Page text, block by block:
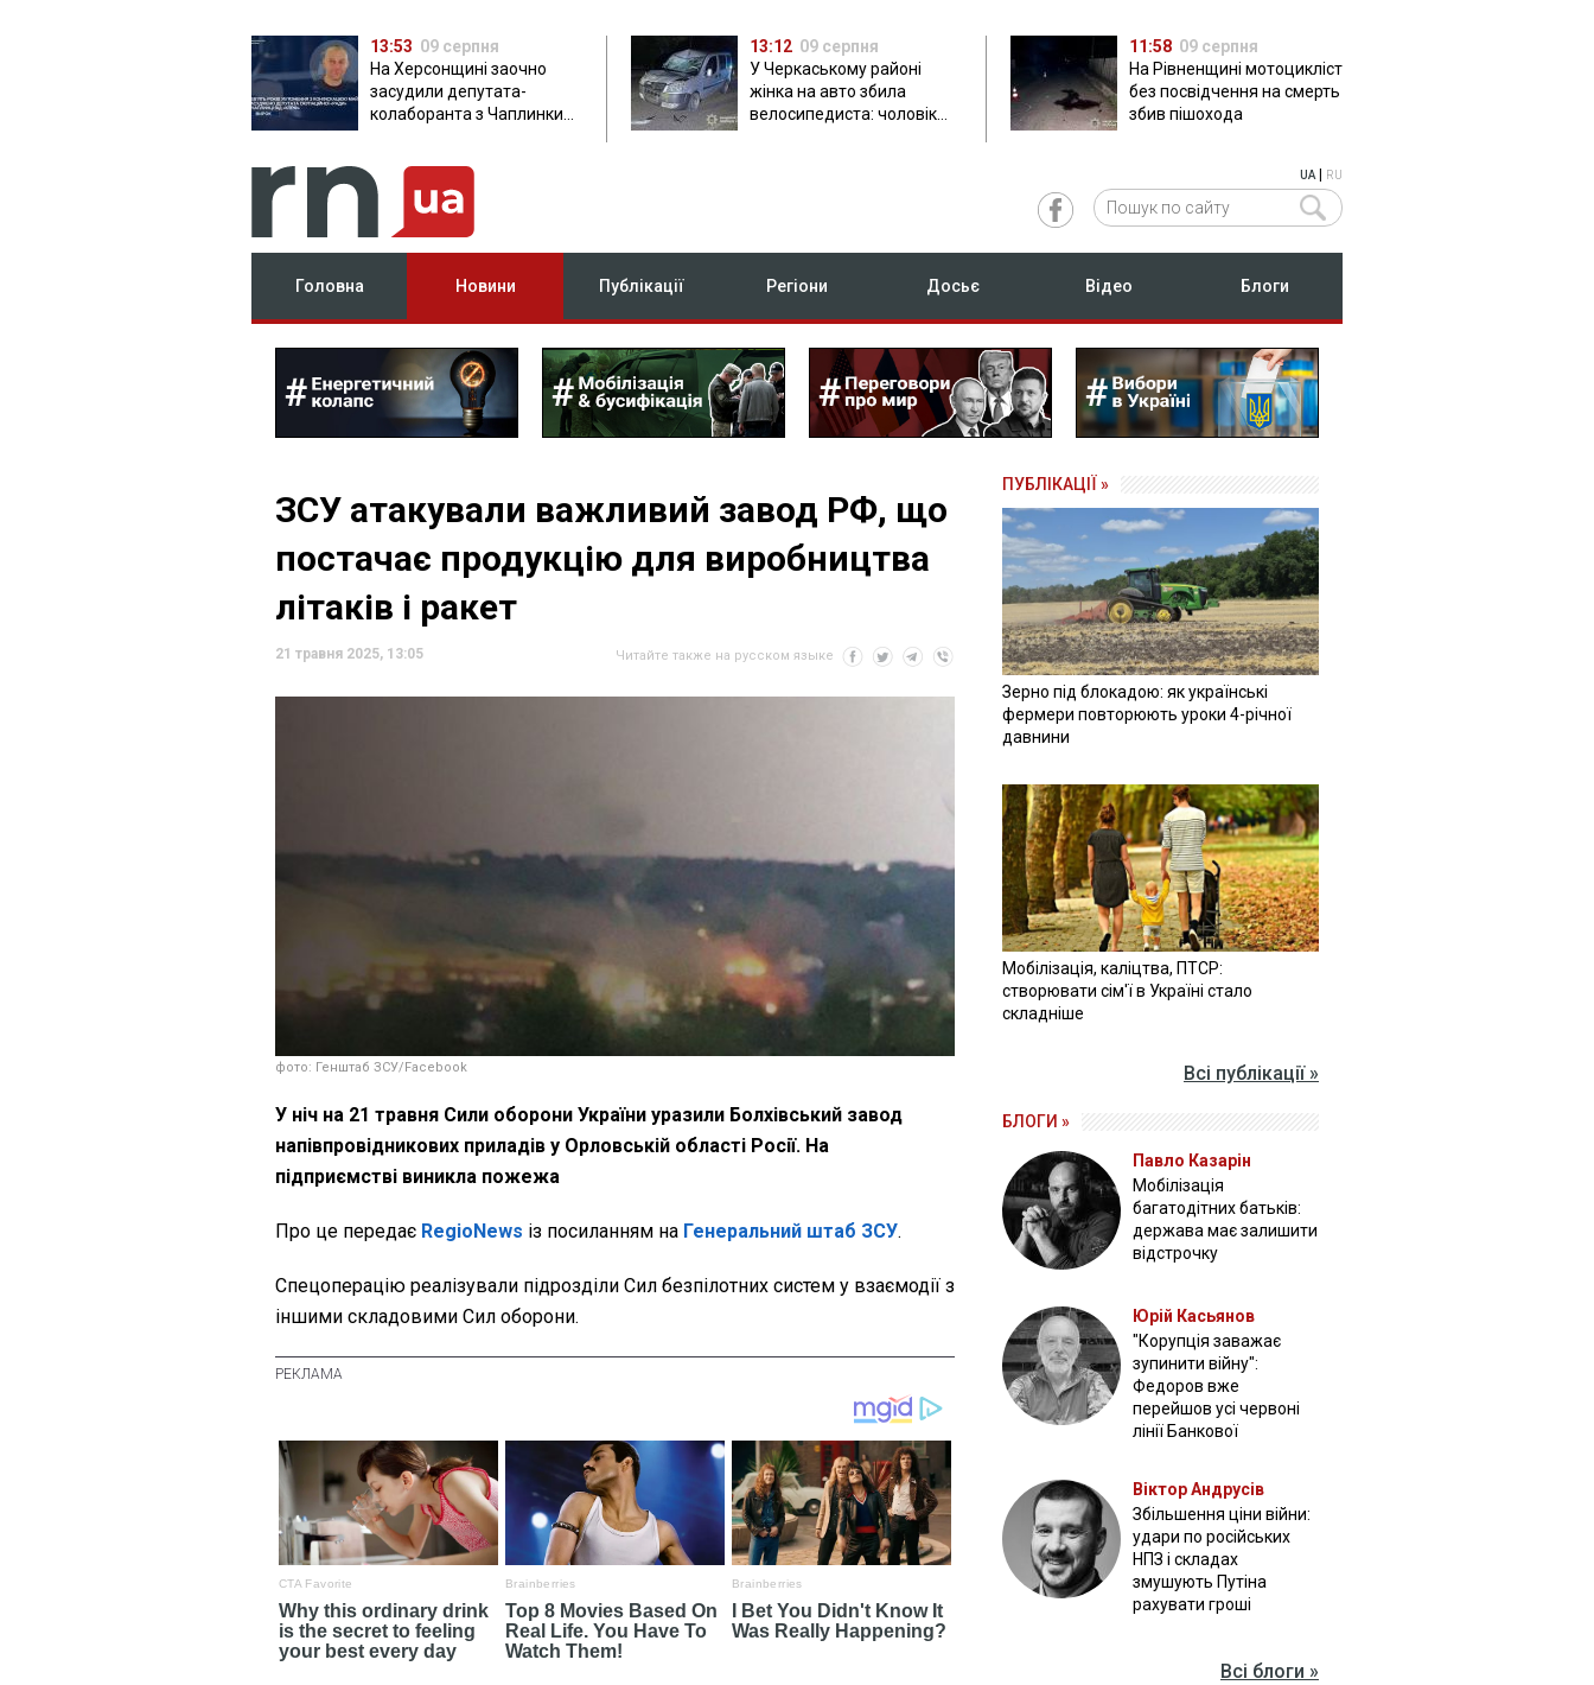
13:53 09 серпня
На Херсонщині заочно
засудили депутата-
колаборанта з Чаплинки
13:12 09 серпня
У Черкаському районі
жінка на авто збила
велосипедиста: чоловік
11:58 09 серпня
На Рівненщині мотоцикліст
без посвідчення на смерть
збив пішохода
UA| RU
Головна Новини Публікації Регіони Досьє Відео Блоги
ЗСУ атакували важливий завод РФ, що
постачає продукцію для виробництва
літаків і ракет
21 травня 2025, 13:05 Читайте также на русском языке
фото: Генштаб ЗСУ/Facebook
У ніч на 21 травня Сили оборони України уразили Болхівський завод
напівпровідникових приладів у Орловській області Росії. На
підприємстві виникла пожежа
Про це передає RegioNews із посиланням на Генеральний штаб ЗСУ.
Спецоперацію реалізували підрозділи Сил безпілотних систем у взаємодії з
іншими складовими Сил оборони.
ПУБЛІКАЦІЇ »
Зерно під блокадою: як українські
фермери повторюють уроки 4-річної
давнини
Мобілізація, каліцтва, ПТСР:
створювати сім'ї в Україні стало
складніше
Всі публікації »
БЛОГИ »
Павло Казарін
Мобілізація
багатодітних батьків:
держава має залишити
відстрочку
Юрій Касьянов
"Корупція заважає
зупинити війну":
Федоров вже
перейшов усі червоні
лінії Банкової
Віктор Андрусів
Збільшення ціни війни:
удари по російських
НПЗ і складах
змушують Путіна
рахувати гроші
Всі блоги »